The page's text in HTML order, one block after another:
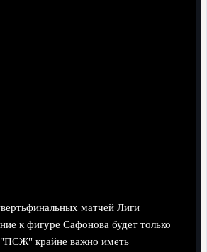
матчей Лиги
к фигуре Сафонова будет только
"ПСЖ" крайне важно иметь